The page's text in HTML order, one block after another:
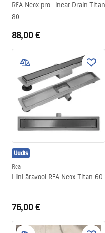
REA Neox pro Linear Drain Titan
80
88,00 €
Uudis
Rea
Liini äravool REA Neox Titan 60
76,00 €